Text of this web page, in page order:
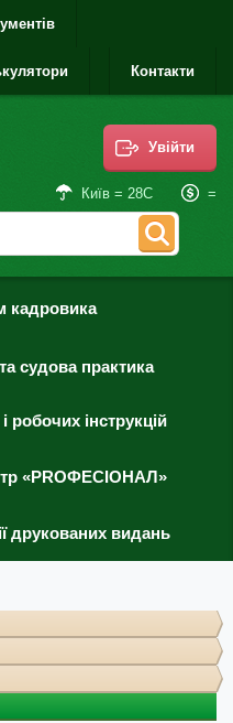
Контакти
Увійти
Київ = 28С =
кадровика
судова практика
робочих інструкцій
«PROФЕСІОНАЛ»
друкованих видань